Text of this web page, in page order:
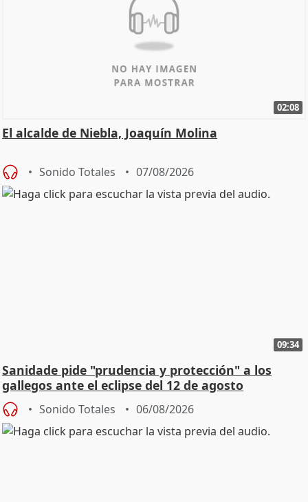
02:08
El alcalde de Niebla, Joaquín Molina
Sonido Totales 07/08/2026
09:34
Sanidade pide "prudencia y protección" a los
gallegos ante el eclipse del 12 de agosto
Sonido Totales 06/08/2026